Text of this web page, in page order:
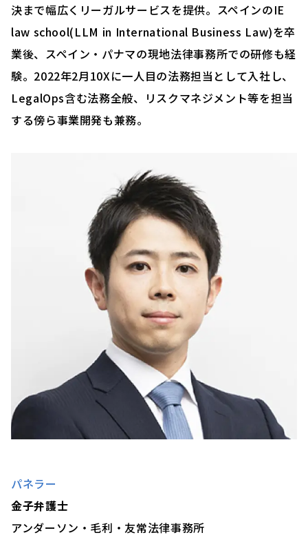
決まで幅広くリーガルサービスを提供。スペインのIE
law school(LLM in International Business Law)を卒
業後、スペイン・パナマの現地法律事務所での研修も経
験。2022年2月10Xに一人目の法務担当として入社し、
LegalOps含む法務全般、リスクマネジメント等を担当
する傍ら事業開発も兼務。
パネラー
金子弁護士
アンダーソン・毛利・友常法律事務所